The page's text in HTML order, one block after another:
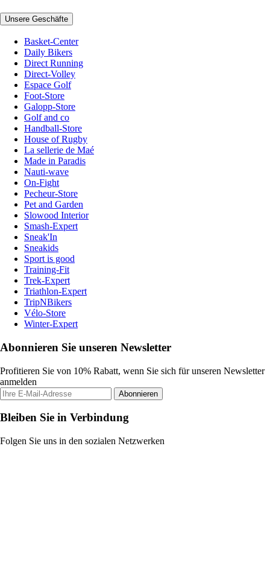
Unsere Geschäfte
Basket-Center
Daily Bikers
Direct Running
Direct-Volley
Espace Golf
Foot-Store
Galopp-Store
Golf and co
Handball-Store
House of Rugby
La sellerie de Maé
Made in Paradis
Nauti-wave
On-Fight
Pecheur-Store
Pet and Garden
Slowood Interior
Smash-Expert
Sneak'In
Sneakids
Sport is good
Training-Fit
Trek-Expert
Triathlon-Expert
TripNBikers
Vélo-Store
Winter-Expert
Abonnieren Sie unseren Newsletter
Profitieren Sie von 10% Rabatt, wenn Sie sich für unseren Newsletter
anmelden
Abonnieren
Bleiben Sie in Verbindung
Folgen Sie uns in den sozialen Netzwerken